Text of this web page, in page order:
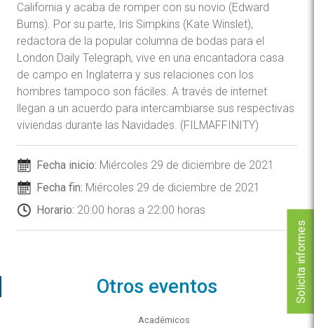
Solicita informes
California y acaba de romper con su novio (Edward
Burns). Por su parte, Iris Simpkins (Kate Winslet),
redactora de la popular columna de bodas para el
London Daily Telegraph, vive en una encantadora casa
de campo en Inglaterra y sus relaciones con los
hombres tampoco son fáciles. A través de internet
llegan a un acuerdo para intercambiarse sus respectivas
viviendas durante las Navidades. (FILMAFFINITY)
Fecha inicio: Miércoles 29 de diciembre de 2021
Fecha fin: Miércoles 29 de diciembre de 2021
Horario: 20:00 horas a 22:00 horas
Otros eventos
Académicos